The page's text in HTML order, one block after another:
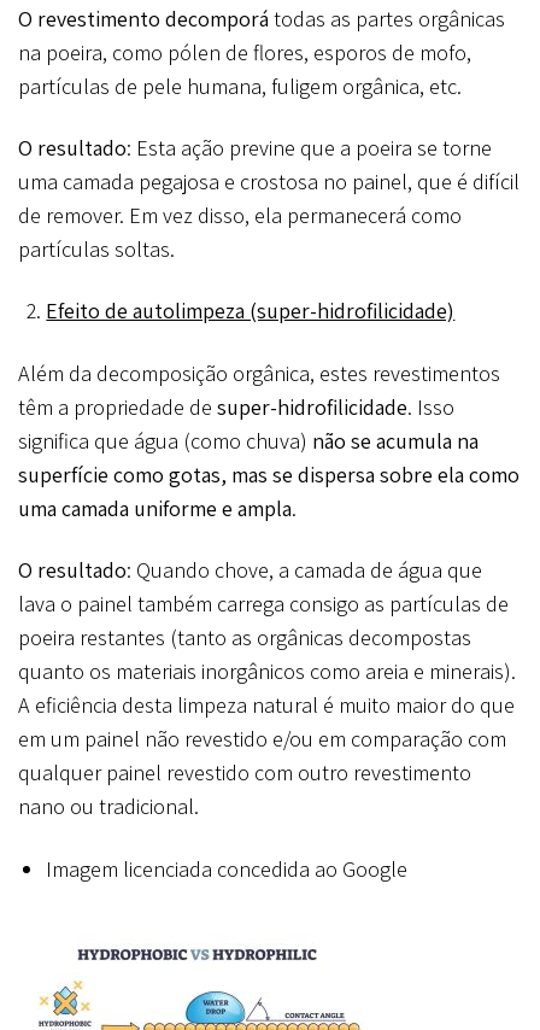
O revestimento decomporá todas as partes orgânicas
na poeira, como pólen de flores, esporos de mofo,
partículas de pele humana, fuligem orgânica, etc.
O resultado: Esta ação previne que a poeira se torne
uma camada pegajosa e crostosa no painel, que é difícil
de remover. Em vez disso, ela permanecerá como
partículas soltas.
Efeito de autolimpeza (super-hidrofilicidade)
Além da decomposição orgânica, estes revestimentos
têm a propriedade de super-hidrofilicidade. Isso
significa que água (como chuva) não se acumula na
superfície como gotas, mas se dispersa sobre ela como
uma camada uniforme e ampla.
O resultado: Quando chove, a camada de água que
lava o painel também carrega consigo as partículas de
poeira restantes (tanto as orgânicas decompostas
quanto os materiais inorgânicos como areia e minerais).
A eficiência desta limpeza natural é muito maior do que
em um painel não revestido e/ou em comparação com
qualquer painel revestido com outro revestimento
nano ou tradicional.
Imagem licenciada concedida ao Google